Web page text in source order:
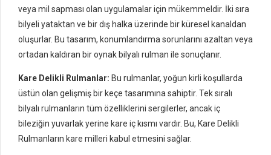
veya mil sapması olan uygulamalar için mükemmeldir. İki sıra
bilyeli yataktan ve bir dış halka üzerinde bir küresel kanaldan
oluşurlar. Bu tasarım, konumlandırma sorunlarını azaltan veya
ortadan kaldıran bir oynak bilyalı rulman ile sonuçlanır.
Kare Delikli Rulmanlar: Bu rulmanlar, yoğun kirli koşullarda
üstün olan gelişmiş bir keçe tasarımına sahiptir. Tek sıralı
bilyalı rulmanların tüm özelliklerini sergilerler, ancak iç
bileziğin yuvarlak yerine kare iç kısmı vardır. Bu, Kare Delikli
Rulmanların kare milleri kabul etmesini sağlar.